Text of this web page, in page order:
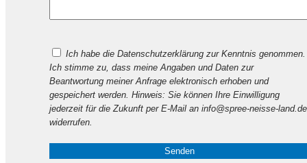
lasse
dieses
leer.
Ich habe die Datenschutzerklärung zur Kenntnis genommen.
Ich stimme zu, dass meine Angaben und Daten zur
Beantwortung meiner Anfrage elektronisch erhoben und
gespeichert werden. Hinweis: Sie können Ihre Einwilligung
jederzeit für die Zukunft per E-Mail an info@spree-neisse-land.de
widerrufen.